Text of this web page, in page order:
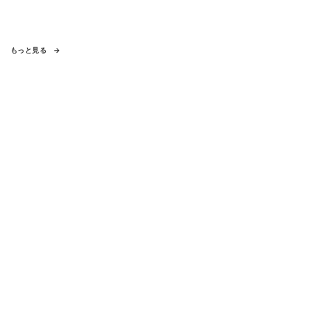
もっと見る